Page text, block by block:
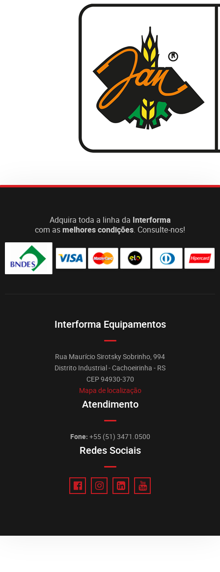
Adquira toda a linha da Interforma
com asmelhores condições. Consulte-nos!
Interforma Equipamentos
Rua Maurício Sirotsky Sobrinho, 994
Distrito Industrial - Cachoeirinha - RS
CEP 94930-370
Mapa de localização
Atendimento
Fone: +55 (51) 3471.0500
Redes Sociais